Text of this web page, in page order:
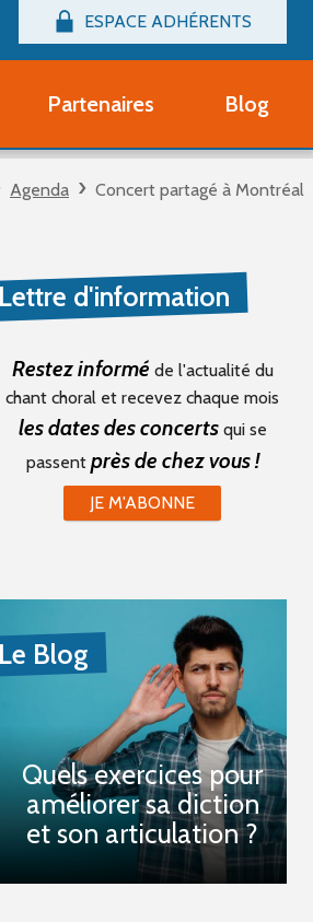
ESPACE ADHÉRENTS
Connexion
Partenaires Blog
Agenda Concert partagé à Montréal
Lettre d'information
Restez informé de l'actualité du
chant choral et recevez chaque mois
les dates des concertsqui se
passent près de chez vous !
JE M'ABONNE
Le Blog
Quels exercices pour
améliorer sa diction
et son articulation ?